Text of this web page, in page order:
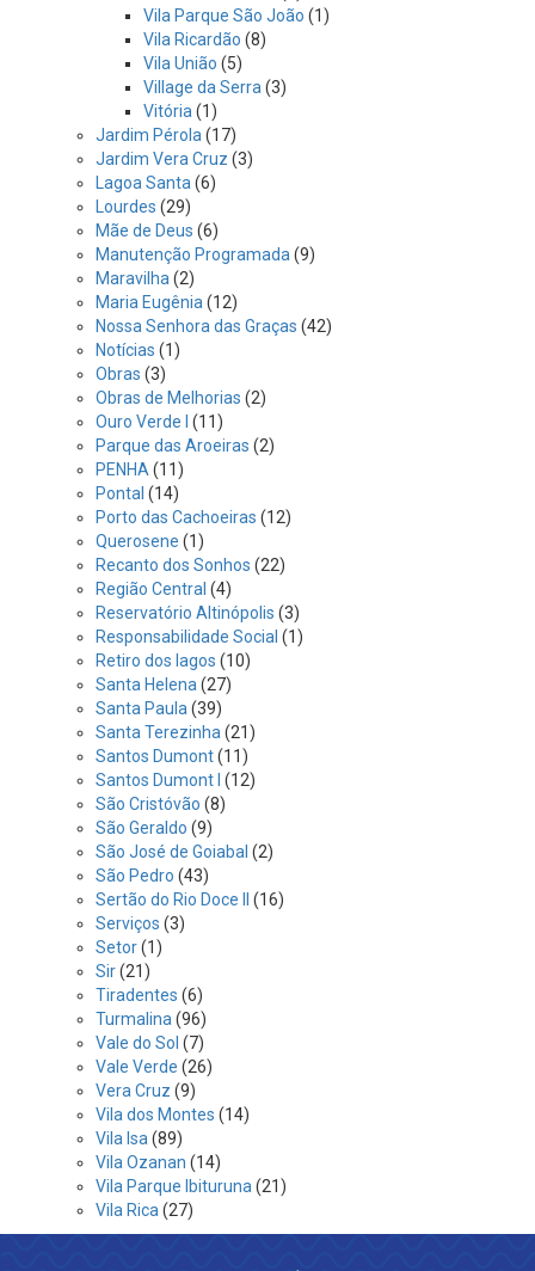
Vila Parque São João (1)
Vila Ricardão (8)
Vila União (5)
Village da Serra (3)
Vitória (1)
Jardim Pérola (17)
Jardim Vera Cruz (3)
Lagoa Santa (6)
Lourdes (29)
Mãe de Deus (6)
Manutenção Programada (9)
Maravilha (2)
Maria Eugênia (12)
Nossa Senhora das Graças (42)
Notícias (1)
Obras (3)
Obras de Melhorias (2)
Ouro Verde I
(11)
Parque das Aroeiras (2)
PENHA (11)
Pontal (14)
Porto das Cachoeiras (12)
Querosene (1)
Recanto dos Sonhos (22)
Região Central (4)
Reservatório Altinópolis (3)
Responsabilidade Social (1)
Retiro dos lagos (10)
Santa Helena (27)
Santa Paula (39)
Santa Terezinha (21)
Santos Dumont(11)
Santos Dumont I (12)
São Cristóvão (8)
São Geraldo (9)
São José de Goiabal (2)
São Pedro (43)
Sertão do Rio Doce II
(16)
Serviços (3)
Setor(1)
Sir(21)
Tiradentes (6)
Turmalina (96)
Vale do Sol (7)
Vale Verde (26)
Vera Cruz (9)
Vila dos Montes (14)
Vila Isa (89)
Vila Ozanan (14)
Vila Parque Ibituruna (21)
Vila Rica (27)